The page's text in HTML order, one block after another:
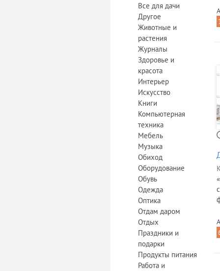
Все для дачи
Другое
Животные и
растения
Журналы
Здоровье и
красота
Интерьер
Искусство
Книги
Компьютерная
техника
Мебель
Музыка
Обиход
Оборудование
Обувь
Одежда
Оптика
Отдам даром
Отдых
Праздники и
подарки
Продукты питания
Работа и